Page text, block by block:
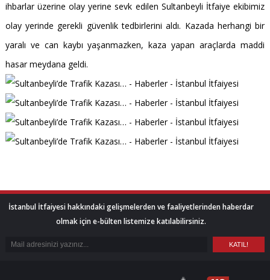
ihbarlar üzerine olay yerine sevk edilen Sultanbeyli İtfaiye ekibimiz
olay yerinde gerekli güvenlik tedbirlerini aldı. Kazada herhangi bir
yaralı ve can kaybı yaşanmazken, kaza yapan araçlarda maddi
hasar meydana geldi.
İstanbul İtfaiyesi hakkındaki gelişmelerden ve faaliyetlerinden haberdar
olmak için e-bülten listemize katılabilirsiniz.